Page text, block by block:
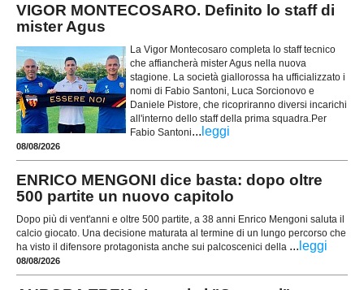
VIGOR MONTECOSARO. Definito lo staff di
mister Agus
La Vigor Montecosaro completa lo staff tecnico
che affiancherà mister Agus nella nuova
stagione. La società giallorossa ha ufficializzato i
nomi di Fabio Santoni, Luca Sorcionovo e
Daniele Pistore, che ricopriranno diversi incarichi
all'interno dello staff della prima squadra.Per
Fabio Santoni... leggi
08/08/2026
ENRICO MENGONI dice basta: dopo oltre
500 partite un nuovo capitolo
Dopo più di vent'anni e oltre 500 partite, a 38 anni Enrico Mengoni saluta il
calcio giocato. Una decisione maturata al termine di un lungo percorso che
ha visto il difensore protagonista anche sui palcoscenici della ... leggi
08/08/2026